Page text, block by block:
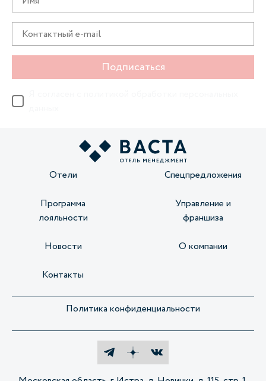
Подписаться
Отели Спецпредложения
Программа
лояльности
Управление и
франшиза
Новости О компании
Контакты
Политика конфиденциальности